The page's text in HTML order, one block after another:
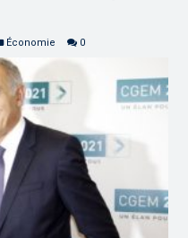
Économie 0